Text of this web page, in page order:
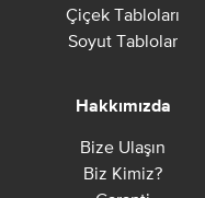
Çiçek Tabloları
Soyut Tablolar
Hakkımızda
Bize Ulaşın
Biz Kimiz?